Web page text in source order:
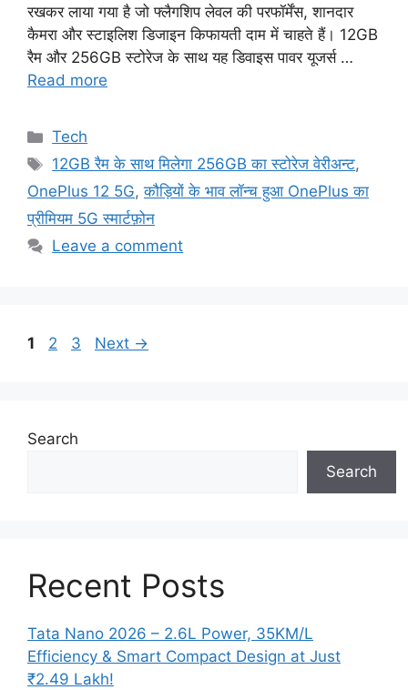
रखकर लाया गया है जो फ्लैगशिप लेवल की परफॉर्मेंस, शानदार
कैमरा और स्टाइलिश डिजाइन किफायती दाम में चाहते हैं। 12GB
रैम और 256GB स्टोरेज के साथ यह डिवाइस पावर यूजर्स …
Read more
Categories
Tech
Tags
12GB रैम के साथ मिलेगा 256GB का स्टोरेज वेरीअन्ट,
OnePlus 12 5G,कौड़ियों के भाव लॉन्च हुआ OnePlus का
प्रीमियम 5G स्मार्टफ़ोन
Leave a comment
Page
1 Page
2 Page
3 Next →
Search
Search
Recent Posts
Tata Nano 2026 – 2.6L Power, 35KM/L
Efficiency & Smart Compact Design at Just
₹2.49 Lakh!